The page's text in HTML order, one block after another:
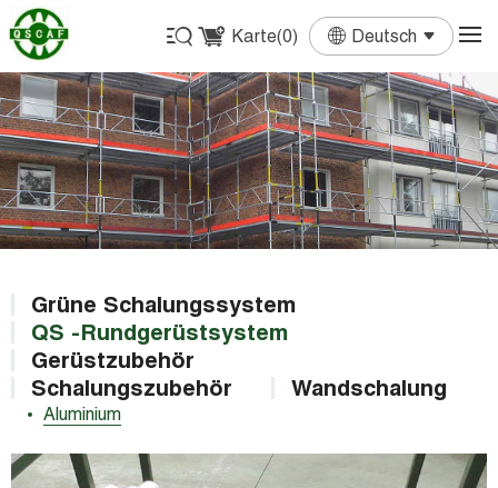
Karte(0) Deutsch
English
Français
Deutsch
Español
Português
Grüne Schalungssystem
QS -Rundgerüstsystem
Aluminium
Gerüstzubehör
Schalungszubehör
Wandschalung